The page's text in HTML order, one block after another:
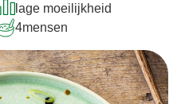
lage moeilijkheid
4mensen